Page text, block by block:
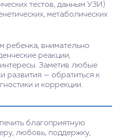
тестов, данным УЗИ)
метаболических
ребенка, внимательно
реакции,
Заметив любые
развития — обратиться к
и коррекции.
благоприятную
любовь, поддержку,